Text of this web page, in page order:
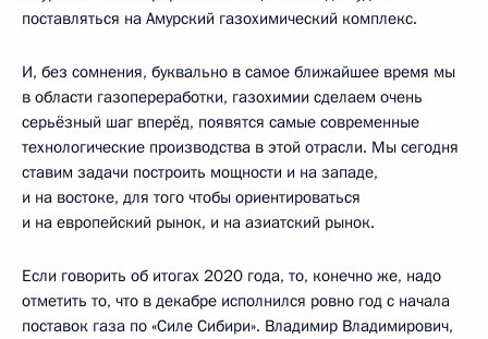
поставляться на Амурский газохимический комплекс.
И, без сомнения, буквально в самое ближайшее время мы
в области газопереработки, газохимии сделаем очень
серьёзный шаг вперёд, появятся самые современные
технологические производства в этой отрасли. Мы сегодня
ставим задачи построить мощности и на западе,
и на востоке, для того чтобы ориентироваться
и на европейский рынок, и на азиатский рынок.
Если говорить об итогах 2020 года, то, конечно же, надо
отметить то, что в декабре исполнился ровно год с начала
поставок газа по «Силе Сибири». Владимир Владимирович,